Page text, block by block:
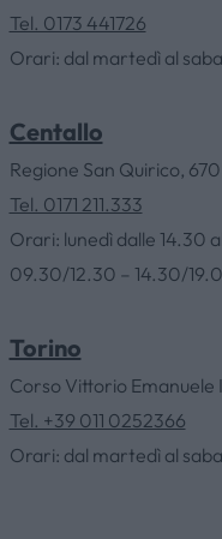
Tel. 0173 441726
Orari: dal martedì al
Centallo
Regione San Quirico,
Tel. 0171 211.333
Orari: lunedì dalle 14.30
09.30/12.30 – 14.30/
Torino
Corso Vittorio Emanuele
Tel. +39 011 0252366
Orari: dal martedì al